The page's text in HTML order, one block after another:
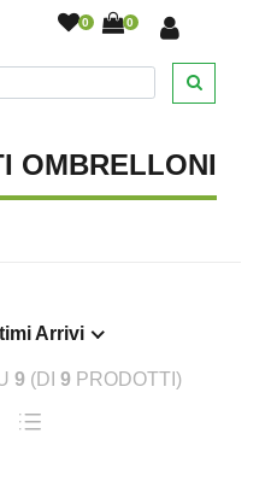
0 0
/
OMBRELLONI
Arrivi
9 (DI 9 PRODOTTI)